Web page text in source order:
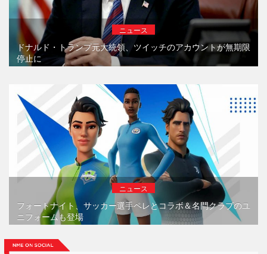
ニュース
ドナルド・トランプ元大統領、ツイッチのアカウントが無期限
停止に
ニュース
フォートナイト、サッカー選手ペレとコラボ＆名門クラブのユ
ニフォームも登場